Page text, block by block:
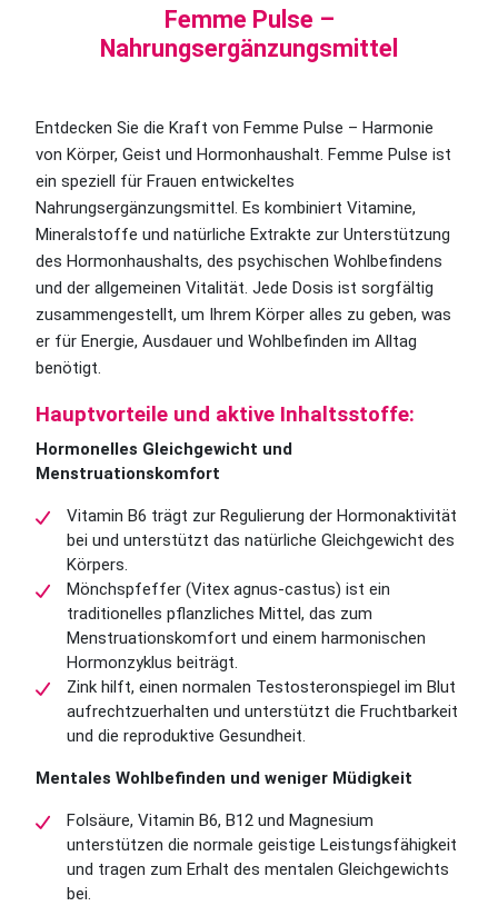
Femme Pulse –
Nahrungsergänzungsmittel
Entdecken Sie die Kraft von Femme Pulse – Harmonie
von Körper, Geist und Hormonhaushalt. Femme Pulse ist
ein speziell für Frauen entwickeltes
Nahrungsergänzungsmittel. Es kombiniert Vitamine,
Mineralstoffe und natürliche Extrakte zur Unterstützung
des Hormonhaushalts, des psychischen Wohlbefindens
und der allgemeinen Vitalität. Jede Dosis ist sorgfältig
zusammengestellt, um Ihrem Körper alles zu geben, was
er für Energie, Ausdauer und Wohlbefinden im Alltag
benötigt.
Hauptvorteile und aktive Inhaltsstoffe:
Hormonelles Gleichgewicht und
Menstruationskomfort
Vitamin B6 trägt zur Regulierung der Hormonaktivität
bei und unterstützt das natürliche Gleichgewicht des
Körpers.
Mönchspfeffer (Vitex agnus-castus) ist ein
traditionelles pflanzliches Mittel, das zum
Menstruationskomfort und einem harmonischen
Hormonzyklus beiträgt.
Zink hilft, einen normalen Testosteronspiegel im Blut
aufrechtzuerhalten und unterstützt die Fruchtbarkeit
und die reproduktive Gesundheit.
Mentales Wohlbefinden und weniger Müdigkeit
Folsäure, Vitamin B6, B12 und Magnesium
unterstützen die normale geistige Leistungsfähigkeit
und tragen zum Erhalt des mentalen Gleichgewichts
bei.